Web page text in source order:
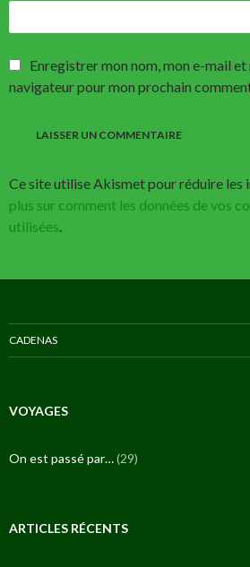
Enregistrer mon nom, mon e-mail
navigateur pour mon prochain
Ce site utilise Akismet pour réduire les
plus sur comment les données de vos
utilisées.
CADENAS
VOYAGES
On est passé par…(29)
ARTICLES RÉCENTS